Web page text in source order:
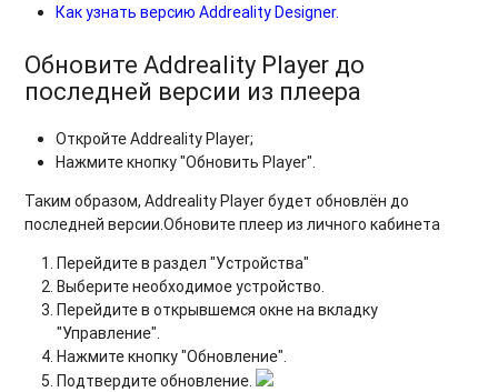
Как узнать версию Addreality Designer.
Обновите Addreality Player до
последней версии из плеера
Откройте Addreality Player;
Нажмите кнопку "Обновить Player".
Таким образом, Addreality Player будет обновлён до
последней версии.Обновите плеер из личного кабинета
Перейдите в раздел "Устройства"
Выберите необходимое устройство.
Перейдите в открывшемся окне на вкладку
"Управление".
Нажмите кнопку "Обновление".
Подтвердите обновление.